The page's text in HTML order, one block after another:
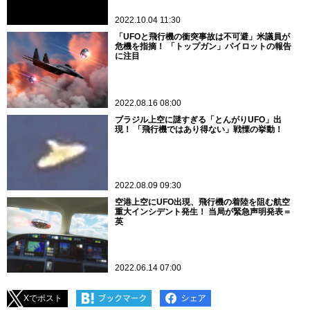
2022.10.04 11:30
「UFOと飛行機の衝突事故は不可避」米議員が
危機を指摘！ 「トップガン」パイロットの報告
に注目
2022.08.16 08:00
ブラジル上空に謎すぎる「とんがりUFO」出
現！ 「飛行機ではあり得ない」戦慄の挙動！
2022.08.09 09:30
空港上空にUFO出現、飛行機の着陸を阻む航空
重大インシデント発生！ 当局が緊急声明発表＝
英
2022.06.14 07:00
Xでポスト